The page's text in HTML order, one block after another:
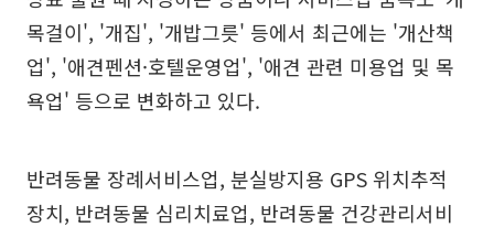
목걸이', '개집', '개밥그릇' 등에서 최근에는 '개산책
업', '애견펜션·호텔운영업', '애견 관련 미용업 및 목
욕업' 등으로 변화하고 있다.
반려동물 장례서비스업, 분실방지용 GPS 위치추적
장치, 반려동물 심리치료업, 반려동물 건강관리서비